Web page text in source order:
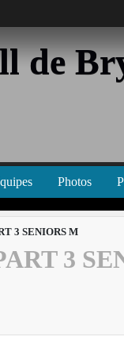
de
Photos
3 SENIORS M
3